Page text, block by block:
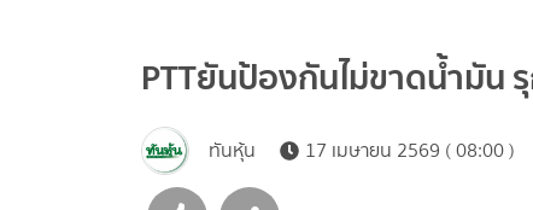
PTTยันป้องกันไม่ขาดน้ำมัน
ทันหุ้น 17 เมษายน 2569 ( 08:00 )